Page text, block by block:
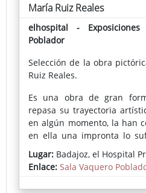
María Ruiz Reales
elhospital -
Poblador
Selección de la obra
Ruiz Reales.
Es una obra de gran
repasa su trayectoria
en algún momento, la han
en ella una impronta lo
como para expresarlo en
misma explica, son el gesto,
la materia sus medios
comunicación con quienes
Lugar: Badajoz, el Hospital
Enlace: Sala Vaquero